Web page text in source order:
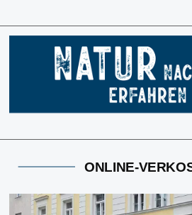
ONLINE-